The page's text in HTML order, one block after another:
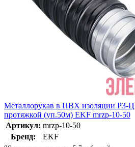
Металлорукав в ПВХ изоляции Р3-
протяжкой (уп.50м) EKF mrzp-10-50
Артикул: mrzp-10-50
Бренд:
EKF